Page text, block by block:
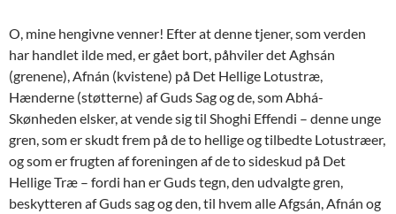
O, mine hengivne venner! Efter at denne tjener, som verden
har handlet ilde med, er gået bort, påhviler det Aghsán
(grenene), Afnán (kvistene) på Det Hellige Lotustræ,
Hænderne (støtterne) af Guds Sag og de, som Abhá-
Skønheden elsker, at vende sig til Shoghi Effendi – denne unge
gren, som er skudt frem på de to hellige og tilbedte Lotustræer,
og som er frugten af foreningen af de to sideskud på Det
Hellige Træ – fordi han er Guds tegn, den udvalgte gren,
beskytteren af Guds sag og den, til hvem alle Afgsán, Afnán og